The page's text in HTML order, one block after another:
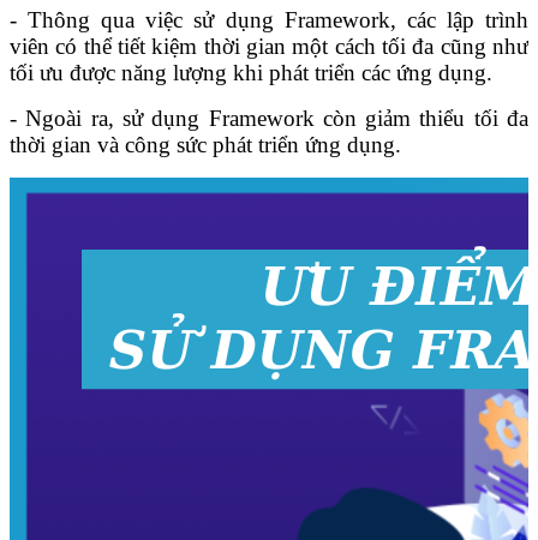
- Thông qua việc sử dụng Framework, các lập trình
viên có thể tiết kiệm thời gian một cách tối đa cũng như
tối ưu được năng lượng khi phát triển các ứng dụng.
- Ngoài ra, sử dụng Framework còn giảm thiểu tối đa
thời gian và công sức phát triển ứng dụng.